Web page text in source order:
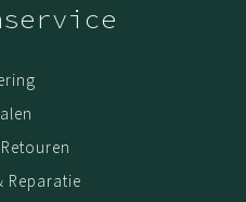
Reparatie